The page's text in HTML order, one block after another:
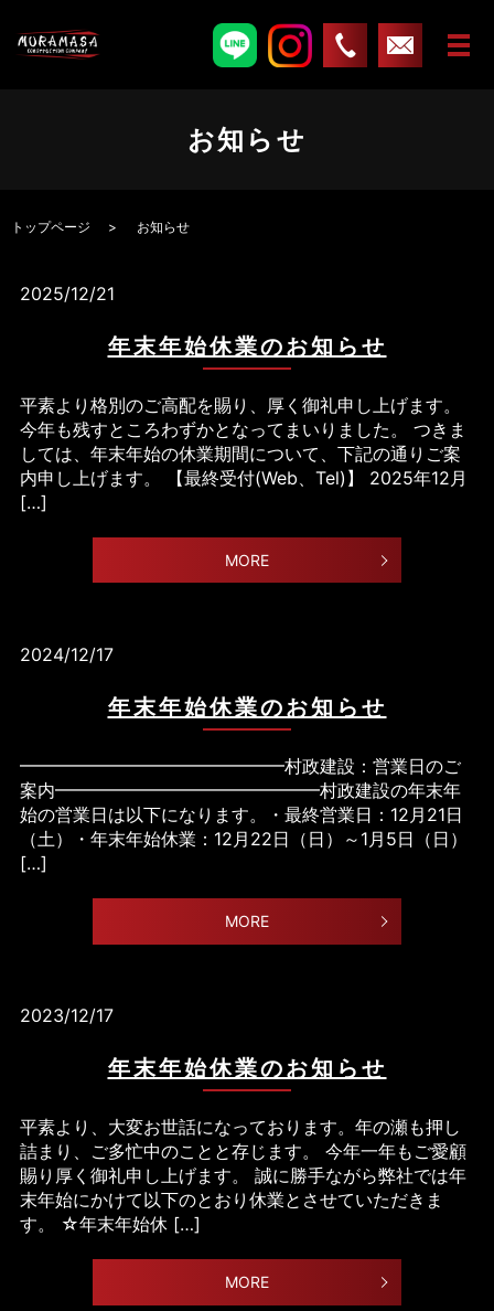
お知らせ
トップページ お知らせ
2025/12/21
年末年始休業のお知らせ
平素より格別のご高配を賜り、厚く御礼申し上げます。
今年も残すところわずかとなってまいりました。 つきま
しては、年末年始の休業期間について、下記の通りご案
内申し上げます。 【最終受付(Web、Tel)】 2025年12月
[…]
MORE
2024/12/17
年末年始休業のお知らせ
━━━━━━━━━━━━━━━村政建設：営業日のご
案内​​​​​━━━━━━━━━━━━━━━村政建設の年末年
始の営業日は以下になります。・最終営業日：12月21日
（土）・年末年始休業：12月22日（日）～1月5日（日）
[…]
MORE
2023/12/17
年末年始休業のお知らせ
平素より、大変お世話になっております。年の瀬も押し
詰まり、ご多忙中のことと存じます。 今年一年もご愛顧
賜り厚く御礼申し上げます。 誠に勝手ながら弊社では年
末年始にかけて以下のとおり休業とさせていただきま
す。 ☆年末年始休 […]
MORE